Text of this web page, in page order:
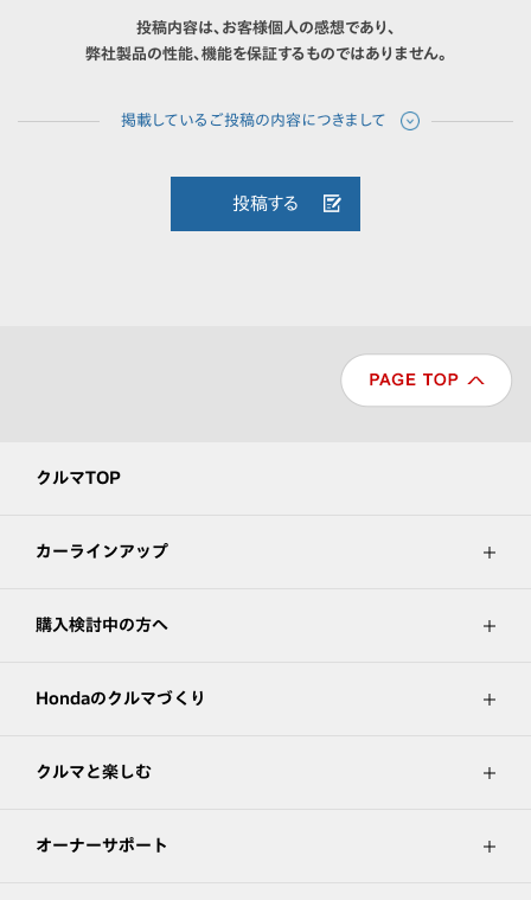
投稿内容は、お客様個人の感想であり、
弊社製品の性能、機能を保証するものではありません。
投稿する
クルマTOP
カーラインアップ
購入検討中の方へ
Hondaのクルマづくり
クルマと楽しむ
オーナーサポート